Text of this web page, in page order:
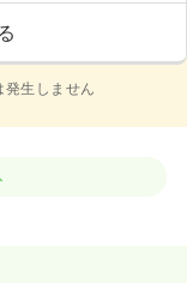
生しません